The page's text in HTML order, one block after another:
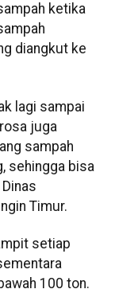
ketika
diangkut ke
lagi sampai
juga
sampah
sehingga bisa
Timur.
setiap
100 ton.